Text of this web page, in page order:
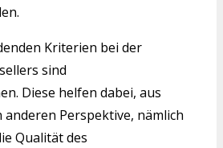
Kriterien bei der
sind
Diese helfen dabei, aus
Perspektive, nämlich
Qualität des